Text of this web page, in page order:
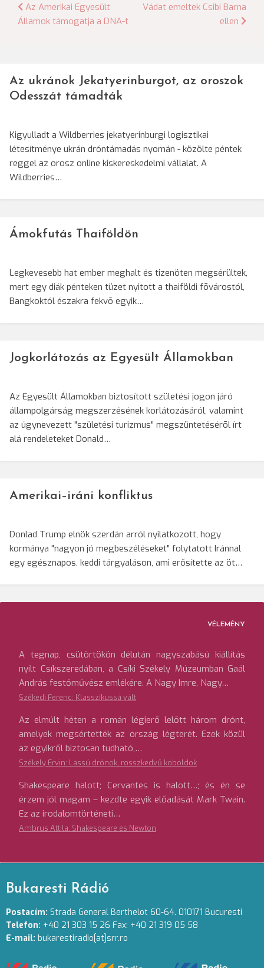
Bejegyzés
navigáció
Az Amerikai Egyesült
Államok támogatja a DNA-t
Vádat emeltek Csibi Barna
ellen
Az ukránok Jekatyerinburgot, az oroszok
Odesszát támadták
Kigyulladt a Wildberries jekatyerinburgi logisztikai
létesítménye ukrán dróntámadás nyomán - közölte péntek
reggel az orosz online kiskereskedelmi vállalat. A
Wildberries…
Ámokfutás Thaiföldön
Legkevesebb hat ember meghalt és tizenöten megsérültek,
mert egy diák pénteken tüzet nyitott a thaiföldi fõvárostól,
Bangkoktól északra fekvõ egyik…
Jogkorlátozás az Egyesült Államokban
Az Egyesült Államokban biztosított születési jogon járó
állampolgárság megszerzésének korlátozásáról, valamint
az úgynevezett "születési turizmus" megszüntetésérõl írt
alá rendeleteket Donald…
Amerikai–iráni konfliktus
Donlad Trump elnök szerdán arról nyilatkozott, hogy
kormánya "nagyon jó megbeszéléseket" folytatott Iránnal
egy egésznapos, keddi tárgyaláson, ami erősítette az öt…
VÉLEMÉNY
A tegnap, csütörtökön délután nagyszabású kiállítás
nyílt Csíkszeredában, a Csíki Székely Múzeumban Gaál
András festőművész emlékére. A Nagy Imre, Nagy…
Székedi Ferenc: Klasszikussá vált
Az elmúlt héten a román légierő lelőtt három drónt,
amelyek megsértették az ország légterét. Ezek közül
az egyikről biztosan tudható,…
Székely Ervin: Lassú drónok, rosszkedvű koboldok
Shakespeare halott; Cervantes is halott…; és én se
érzem jól magam – kezdte egyik előadását Mark Twain.
Ez az irodalomtörténeti…
Ambrus Attila: Shakespeare és Newton
Bukaresti Rádió
Postacím: Strada General Berthelot 60-64. 010171 Bucuresti
Telefon: +40 21 303 15 26 Fax: +40 21 319 05 58
E-mail: bukarestiradio[at]srr.ro